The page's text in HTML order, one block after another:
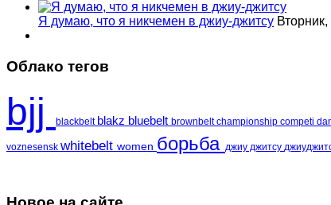
Я думаю, что я никчемен в джиу-джитсу
Облако тегов
bjj blackbelt blakz bluebelt brownbeltchampionship competi
voznesensk whitebelt women борьба джиу джитсу